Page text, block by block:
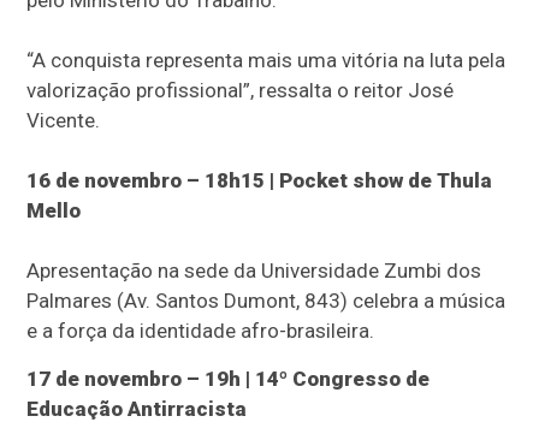
“A conquista representa mais uma vitória na luta pela
valorização profissional”, ressalta o reitor José
Vicente.
16 de novembro – 18h15 | Pocket show de Thula
Mello
Apresentação na sede da Universidade Zumbi dos
Palmares (Av. Santos Dumont, 843) celebra a música
e a força da identidade afro-brasileira.
17 de novembro – 19h | 14º Congresso de
Educação Antirracista